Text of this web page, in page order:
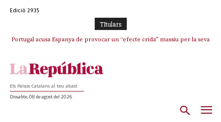
Edició 2935
TItulars
Portugal acusa Espanya de provocar un “efecte crida” massiu per la seva
El col·lapse de l’operació de Marc Puigtió a Girona: desbandada de
Els Països Catalans al teu abast
Dissabte, 08 de agost del 2026